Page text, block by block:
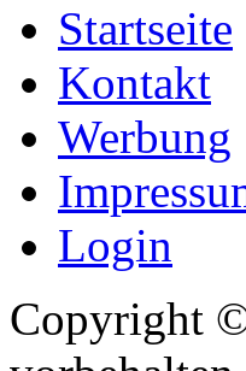
Startseite
Kontakt
Werbung
Login
Copyright